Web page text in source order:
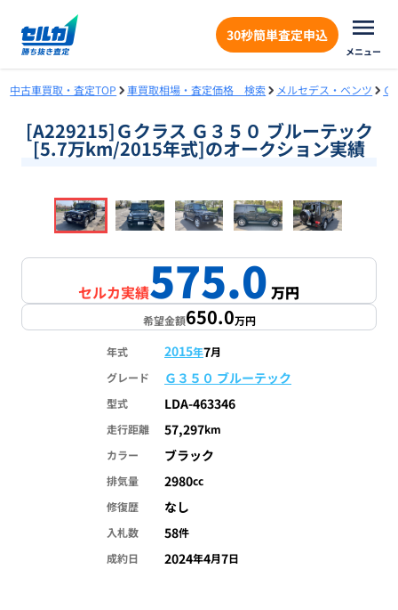
30秒簡単査定申込
メニュー
中古車買取・査定TOP 車買取相場・査定価格 検索 メルセデス・ベンツ Ｇ
[A229215]Ｇクラス Ｇ３５０ ブルーテック
[5.7万km/2015年式]のオークション実績
1/18
セルカ実績575.0万円
希望金額650.0万円
年式 2015年7月
グレード
Ｇ３５０ ブルーテック
型式 LDA-463346
走行距離 57,297km
カラー
ブラック
排気量 2980cc
修復歴
なし
入札数 58件
成約日
2024年4月7日